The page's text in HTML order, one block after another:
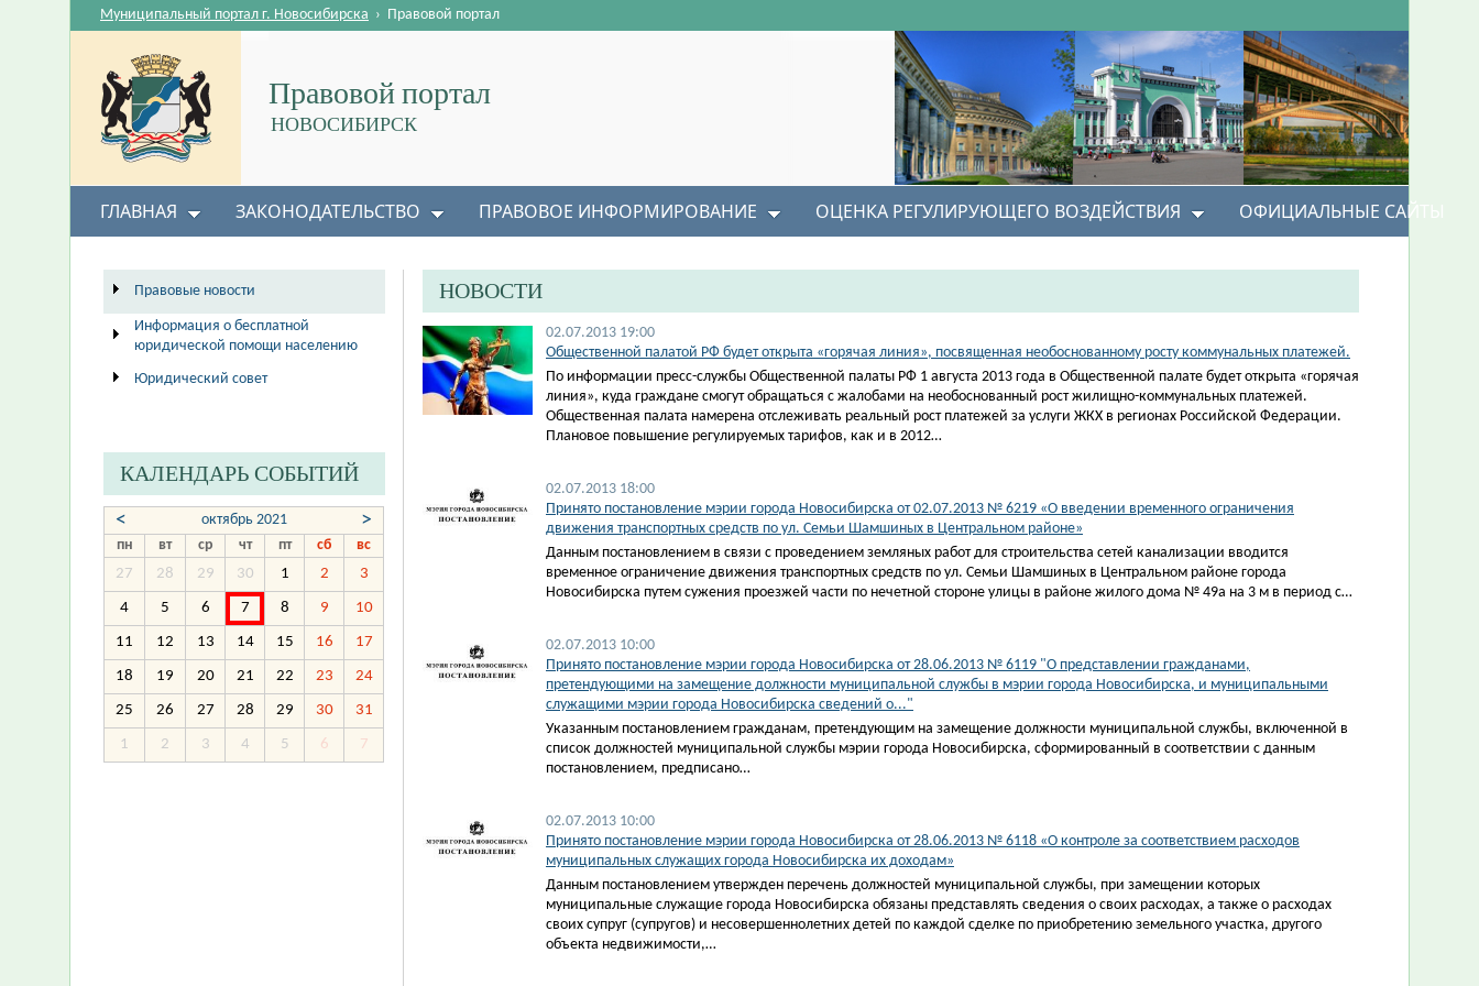
Правовой портал
НОВОСИБИРСК
Муниципальный портал г. Новосибирска › Правовой портал
ГЛАВНАЯ ЗАКОНОДАТЕЛЬСТВО ПРАВОВОЕ ИНФОРМИРОВАНИЕ ОЦЕНКА РЕГУЛИРУЮЩЕГО ВОЗДЕЙСТВИЯ ОФИЦИАЛЬНЫЕ САЙТЫ
НОВОСТИ
02.07.2013 19:00
Общественной палатой РФ будет открыта «горячая линия», посвященная необоснованному росту коммунальных платежей.
По информации пресс-службы Общественной палаты РФ 1 августа 2013 года в Общественной палате будет открыта «горячая
линия», куда граждане смогут обращаться с жалобами на необоснованный рост жилищно-коммунальных платежей.
Общественная палата намерена отслеживать реальный рост платежей за услуги ЖКХ в регионах Российской Федерации.
Плановое повышение регулируемых тарифов, как и в 2012…
02.07.2013 18:00
Принято постановление мэрии города Новосибирска от 02.07.2013 № 6219 «О введении временного ограничения
движения транспортных средств по ул. Семьи Шамшиных в Центральном районе»
Данным постановлением в связи с проведением земляных работ для строительства сетей канализации вводится
временное ограничение движения транспортных средств по ул. Семьи Шамшиных в Центральном районе города
Новосибирска путем сужения проезжей части по нечетной стороне улицы в районе жилого дома № 49а на 3 м в период с…
02.07.2013 10:00
Принято постановление мэрии города Новосибирска от 28.06.2013 № 6119 "О представлении гражданами,
претендующими на замещение должности муниципальной службы в мэрии города Новосибирска, и муниципальными
служащими мэрии города Новосибирска сведений о..."
Указанным постановлением гражданам, претендующим на замещение должности муниципальной службы, включенной в
список должностей муниципальной службы мэрии города Новосибирска, сформированный в соответствии с данным
постановлением, предписано…
02.07.2013 10:00
Принято постановление мэрии города Новосибирска от 28.06.2013 № 6118 «О контроле за соответствием расходов
муниципальных служащих города Новосибирска их доходам»
Данным постановлением утвержден перечень должностей муниципальной службы, при замещении которых
муниципальные служащие города Новосибирска обязаны представлять сведения о своих расходах, а также о расходах
своих супруг (супругов) и несовершеннолетних детей по каждой сделке по приобретению земельного участка, другого
объекта недвижимости,…
Правовые новости
Информация о бесплатной
юридической помощи населению
Юридический совет
КАЛЕНДАРЬ СОБЫТИЙ
< октябрь 2021 >
пн вт ср чт пт сб
вс
27
28 29 30 1 2 3
4 5 6 7 8 9 10
11 12 13 14 15 16 17
18 19 20 21 22 23 24
25 26 27 28 29 30 31
1 2 3 4 5 6 7